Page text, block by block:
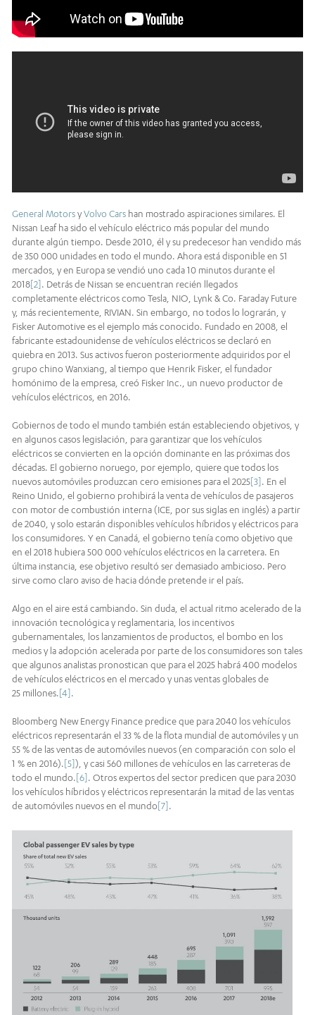
General MotorsyVolvo Cars han mostrado aspiraciones similares. El
Nissan Leaf ha sido el vehículo eléctrico más popular del mundo
durante algún tiempo. Desde 2010, él y su predecesor han vendido más
de 350 000 unidades en todo el mundo. Ahora está disponible en 51
mercados, y en Europa se vendió uno cada 10 minutos durante el
2018[2]. Detrás de Nissan se encuentran recién llegados
completamente eléctricos como Tesla, NIO, Lynk & Co. Faraday Future
y, más recientemente, RIVIAN. Sin embargo, no todos lo lograrán, y
Fisker Automotive es el ejemplo más conocido. Fundado en 2008, el
fabricante estadounidense de vehículos eléctricos se declaró en
quiebra en 2013. Sus activos fueron posteriormente adquiridos por el
grupo chino Wanxiang, al tiempo que Henrik Fisker, el fundador
homónimo de la empresa, creó Fisker Inc., un nuevo productor de
vehículos eléctricos, en 2016.
Gobiernos de todo el mundo también están estableciendo objetivos, y
en algunos casos legislación, para garantizar que los vehículos
eléctricos se convierten en la opción dominante en las próximas dos
décadas. El gobierno noruego, por ejemplo, quiere que todos los
nuevos automóviles produzcan cero emisiones para el 2025[3]. En el
Reino Unido, el gobierno prohibirá la venta de vehículos de pasajeros
con motor de combustión interna (ICE, por sus siglas en inglés) a partir
de 2040, y solo estarán disponibles vehículos híbridos y eléctricos para
los consumidores. Y en Canadá, el gobierno tenía como objetivo que
en el 2018 hubiera 500 000 vehículos eléctricos en la carretera. En
última instancia, ese objetivo resultó ser demasiado ambicioso. Pero
sirve como claro aviso de hacia dónde pretende ir el país.
Algo en el aire está cambiando. Sin duda, el actual ritmo acelerado de la
innovación tecnológica y reglamentaria, los incentivos
gubernamentales, los lanzamientos de productos, el bombo en los
medios y la adopción acelerada por parte de los consumidores son tales
que algunos analistas pronostican que para el 2025 habrá 400 modelos
de vehículos eléctricos en el mercado y unas ventas globales de
25 millones.[4].
Bloomberg New Energy Finance predice que para 2040 los vehículos
eléctricos representarán el 33 % de la flota mundial de automóviles y un
55 % de las ventas de automóviles nuevos (en comparación con solo el
1 % en 2016).[5]), y casi 560 millones de vehículos en las carreteras de
todo el mundo.[6]. Otros expertos del sector predicen que para 2030
los vehículos híbridos y eléctricos representarán la mitad de las ventas
de automóviles nuevos en el mundo[7].